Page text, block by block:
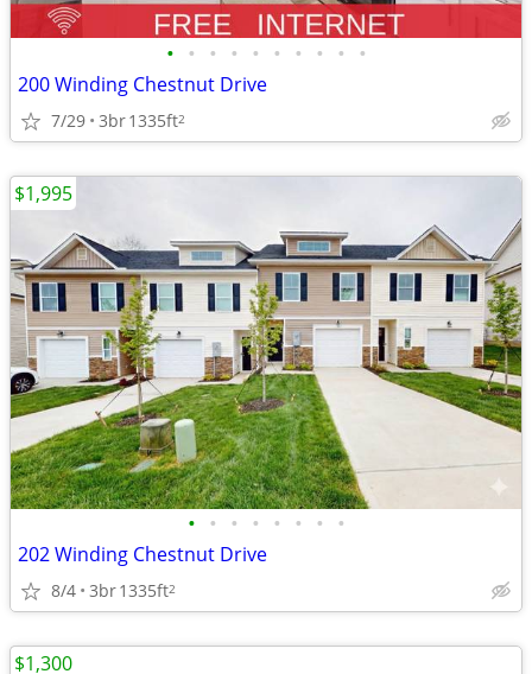
• • • • • • • • • •
200 Winding Chestnut Drive
7/29 3br1335ft2
• • • • • • • •
202 Winding Chestnut Drive
8/4 3br1335ft2
$1,995
$1,300